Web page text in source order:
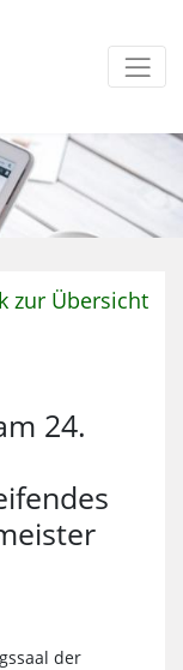
zur Übersicht
24.
der